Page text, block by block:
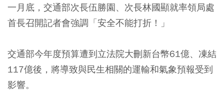
一月底，交通部次長伍勝園、次長林國顯就率領局處
首長召開記者會強調「安全不能打折！」
交通部今年度預算遭到立法院大刪新台幣61億、凍結
117億後，將導致與民生相關的運輸和氣象預報受到
影響。